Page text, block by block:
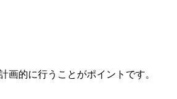
画的に行うことがポイントです。